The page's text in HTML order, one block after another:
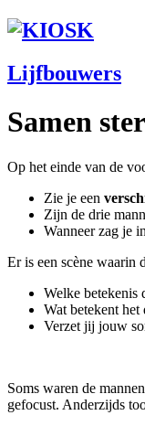
Lijfbouwers
Samen
Op het einde van de
Zie je een
Zijn de drie
Wanneer zag je in
Er is een scène waarin
Welke betekenis
Wat betekent het
Verzet jij jouw
Soms waren de
gefocust. Anderzijds